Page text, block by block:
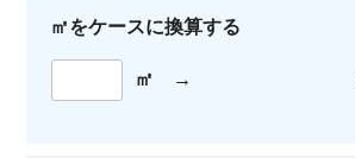
㎡をケースに換算する
㎡ →